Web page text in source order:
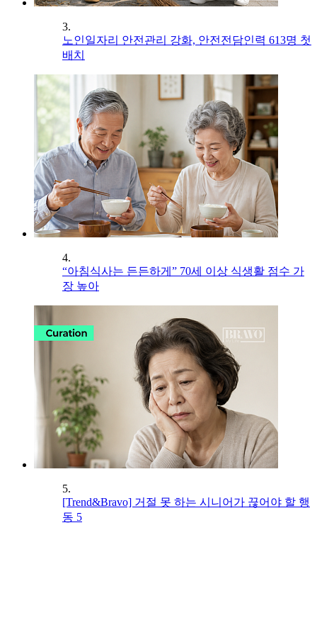
3.
노인일자리 안전관리 강화, 안전전담인력 613명 첫
배치
4.
“아침식사는 든든하게” 70세 이상 식생활 점수 가
장 높아
5.
[Trend&Bravo] 거절 못 하는 시니어가 끊어야 할 행
동 5